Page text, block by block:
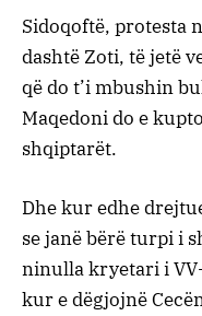
Sidoqoftë, protesta
dashtë Zoti, të jetë
që do t’i mbushin
Maqedoni do e
shqiptarët.
Dhe kur edhe
se janë bërë turpi i
ninulla kryetari i
kur e dëgjojnë